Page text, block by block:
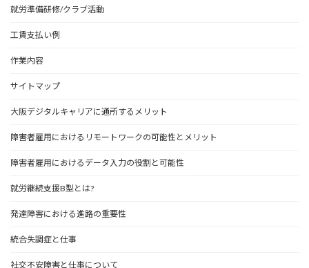
就労準備研修/クラブ活動
工賃支払い例
作業内容
サイトマップ
大阪デジタルキャリアに通所するメリット
障害者雇用におけるリモートワークの可能性とメリット
障害者雇用におけるデータ入力の役割と可能性
就労継続支援B型とは?
発達障害における進路の重要性
統合失調症と仕事
社交不安障害と仕事について